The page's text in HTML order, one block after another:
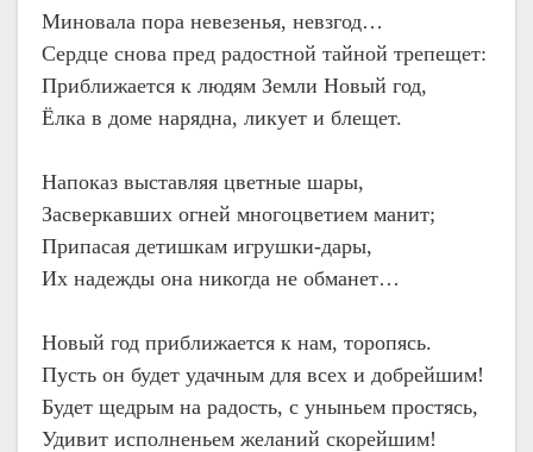
Миновала пора невезенья, невзгод…
Сердце снова пред радостной тайной трепещет:
Приближается к людям Земли Новый год,
Ёлка в доме нарядна, ликует и блещет.
Напоказ выставляя цветные шары,
Засверкавших огней многоцветием манит;
Припасая детишкам игрушки-дары,
Их надежды она никогда не обманет…
Новый год приближается к нам, торопясь.
Пусть он будет удачным для всех и добрейшим!
Будет щедрым на радость, с уныньем простясь,
Удивит исполненьем желаний скорейшим!